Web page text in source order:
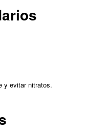
y evitar nitratos.